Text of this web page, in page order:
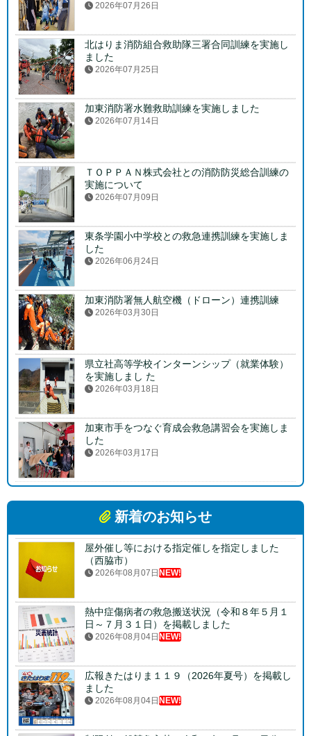
2026年07月26日
北はりま消防組合救助隊三署合同訓練を実施し
ました
2026年07月25日
加東消防署水難救助訓練を実施しました
2026年07月14日
ＴＯＰＰＡＮ株式会社との消防防災総合訓練の
実施について
2026年07月09日
東条学園小中学校との救急連携訓練を実施しま
した
2026年06月24日
加東消防署無人航空機（ドローン）連携訓練
2026年03月30日
県立社高等学校インターンシップ（就業体験）
を実施しまし た
2026年03月18日
加東市手をつなぐ育成会救急講習会を実施しま
した
2026年03月17日
新着のお知らせ
屋外催し等における指定催しを指定しました
（西脇市）
2026年08月07日 NEW!
熱中症傷病者の救急搬送状況（令和８年５月１
日～７月３１日）を掲載しました
2026年08月04日 NEW!
広報きたはりま１１９（2026年夏号）を掲載し
ました
2026年08月04日 NEW!